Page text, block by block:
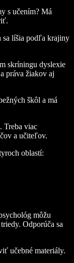
s učením? Má
sa líšia podľa krajiny
skríningu dyslexie
práva žiakov aj
škôl a má
Treba viac
a učiteľov.
oblastí:
môžu
Odporúča sa
učebné materiály.